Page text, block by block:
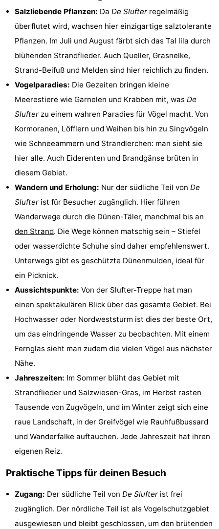
Eibernest
Hoogelandt
Beach
Park
Texel
Buytenveldt
De
Krim
-
EuroParcs
Texel
Kustpark
Texel
Sluftervallei
Strandhuys
Villapark
Residentie
Texel
Villapark
Vogelmient
Hotels
Zimmer
(mit
Frühstück)
Lastminutes
Strand
Sehen
tun
Museen
Denkmäler
Kirchen
Mühlen
Aussichtspunkte
Attraktionen
Rundfahrten
-
Bauernhöfe
Spielplätze
Salzliebende Pflanzen: Da De Slufter regelmäßig
überflutet wird, wachsen hier einzigartige salztolerante
Pflanzen. Im Juli und August färbt sich das Tal lila durch
blühenden Strandflieder. Auch Queller, Grasnelke,
Strand-Beifuß und Melden sind hier reichlich zu finden.
Vogelparadies: Die Gezeiten bringen kleine
Meerestiere wie Garnelen und Krabben mit, was De
Slufter zu einem wahren Paradies für Vögel macht. Von
Kormoranen, Löfflern und Weihen bis hin zu Singvögeln
wie Schneeammern und Strandlerchen: man sieht sie
hier alle. Auch Eiderenten und Brandgänse brüten in
diesem Gebiet.
Wandern und Erholung: Nur der südliche Teil von De
Slufter ist für Besucher zugänglich. Hier führen
Wanderwege durch die Dünen-Täler, manchmal bis an
den Strand. Die Wege können matschig sein – Stiefel
oder wasserdichte Schuhe sind daher empfehlenswert.
Unterwegs gibt es geschützte Dünenmulden, ideal für
ein Picknick.
Aussichtspunkte: Von der Slufter-Treppe hat man
einen spektakulären Blick über das gesamte Gebiet. Bei
Hochwasser oder Nordweststurm ist dies der beste Ort,
um das eindringende Wasser zu beobachten. Mit einem
Fernglas sieht man zudem die vielen Vögel aus nächster
Nähe.
Jahreszeiten: Im Sommer blüht das Gebiet mit
Strandflieder und Salzwiesen-Gras, im Herbst rasten
Tausende von Zugvögeln, und im Winter zeigt sich eine
raue Landschaft, in der Greifvögel wie Rauhfußbussard
und Wanderfalke auftauchen. Jede Jahreszeit hat ihren
eigenen Reiz.
Praktische Tipps für deinen Besuch
Zugang: Der südliche Teil von De Slufter ist frei
zugänglich. Der nördliche Teil ist als Vogelschutzgebiet
ausgewiesen und bleibt geschlossen, um den brütenden